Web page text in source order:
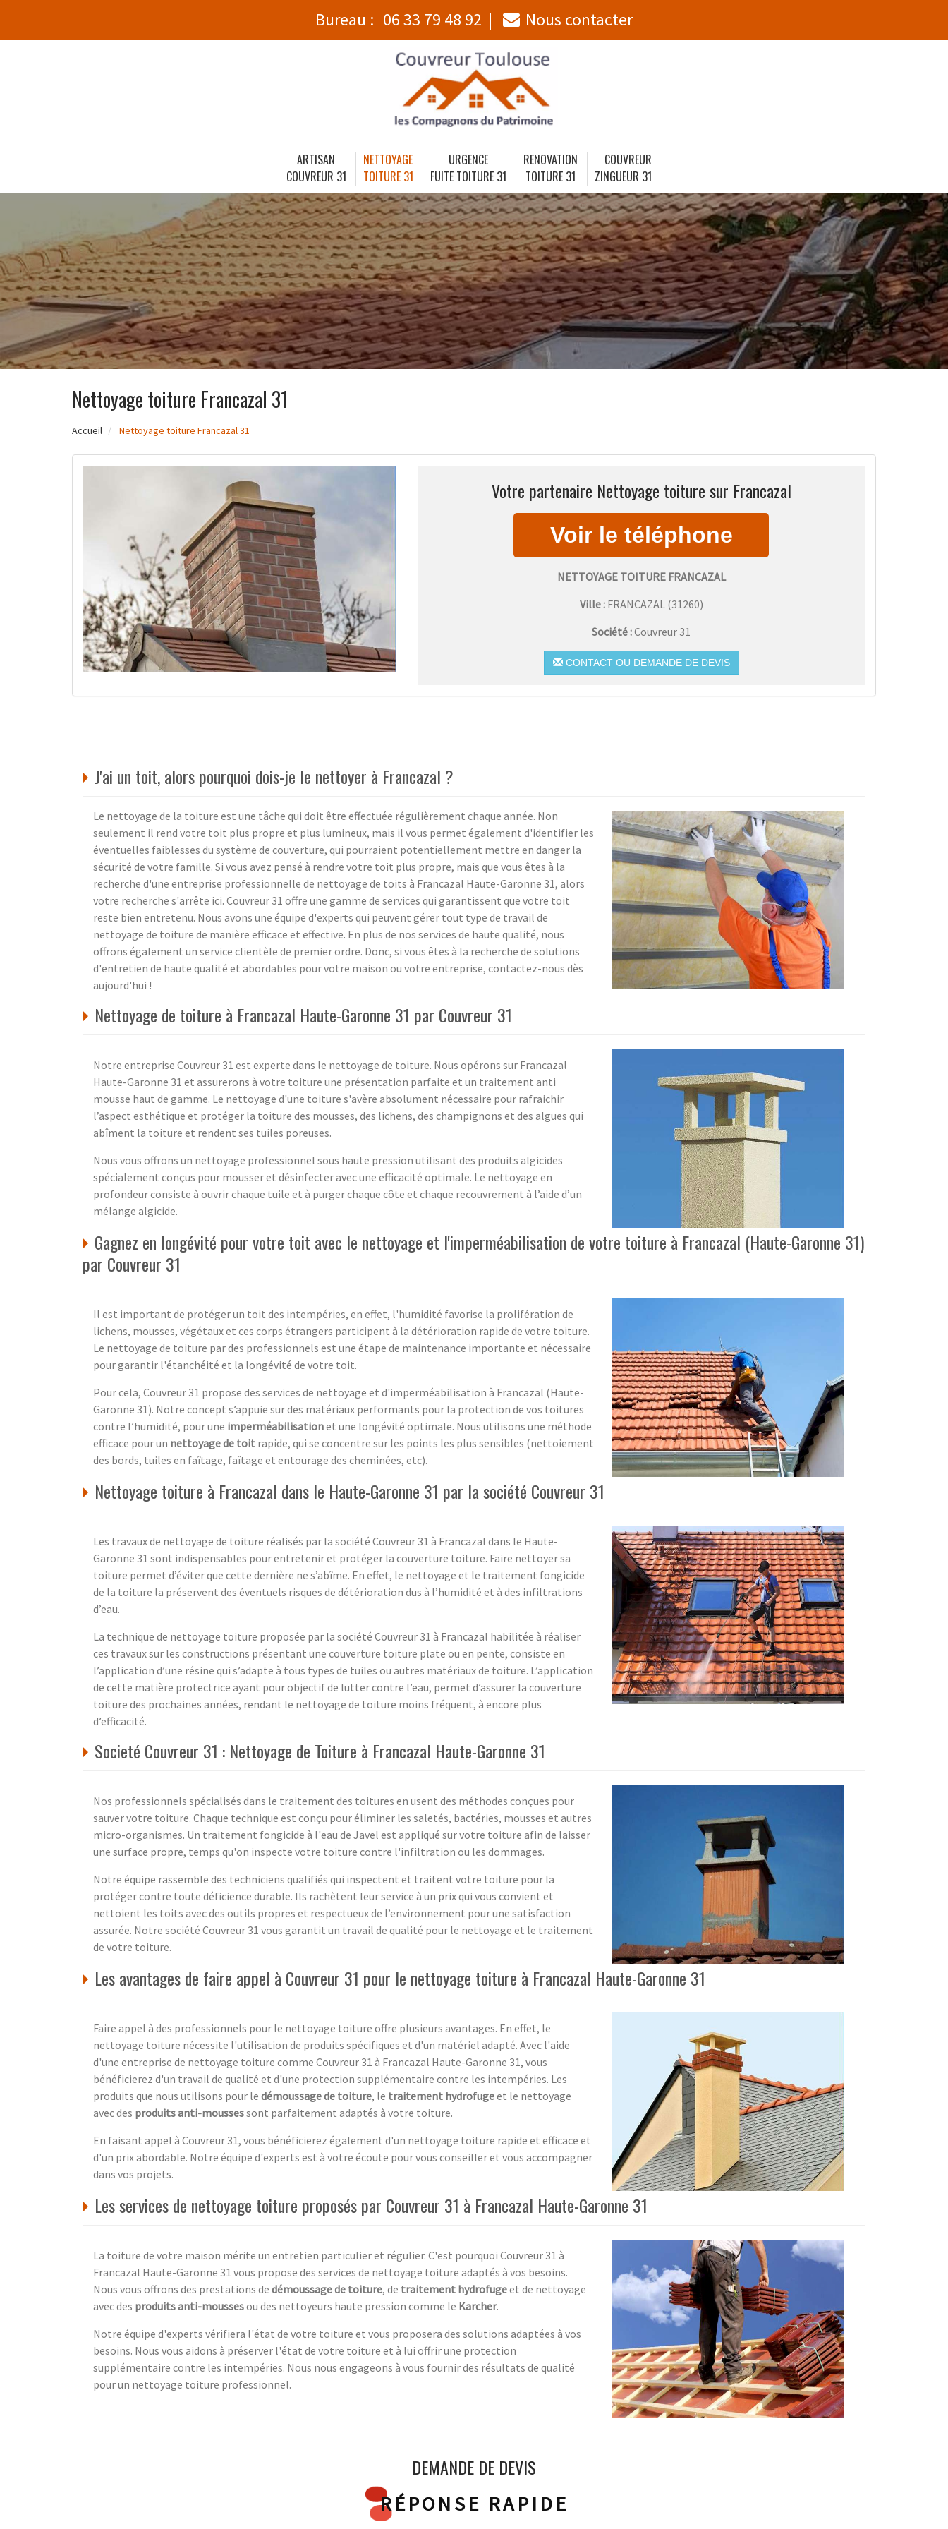
Bureau : 06 33 79 48 92 Nous contacter
ARTISAN
COUVREUR 31
NETTOYAGE
TOITURE 31
URGENCE
FUITE TOITURE 31
RENOVATION
TOITURE 31
COUVREUR
ZINGUEUR 31
Nettoyage toiture Francazal 31
Accueil Nettoyage toiture Francazal 31
Votre partenaire Nettoyage toiture sur Francazal
NETTOYAGE TOITURE FRANCAZAL
Ville : FRANCAZAL(31260)
Société :Couvreur 31
CONTACT OU DEMANDE DE DEVIS
J'ai un toit, alors pourquoi dois-je le nettoyer à Francazal ?
Le nettoyage de la toiture est une tâche qui doit être effectuée régulièrement chaque année. Non
seulement il rend votre toit plus propre et plus lumineux, mais il vous permet également d'identifier les
éventuelles faiblesses du système de couverture, qui pourraient potentiellement mettre en danger la
sécurité de votre famille. Si vous avez pensé à rendre votre toit plus propre, mais que vous êtes à la
recherche d'une entreprise professionnelle de nettoyage de toits à Francazal Haute-Garonne 31, alors
votre recherche s'arrête ici. Couvreur 31 offre une gamme de services qui garantissent que votre toit
reste bien entretenu. Nous avons une équipe d'experts qui peuvent gérer tout type de travail de
nettoyage de toiture de manière efficace et effective. En plus de nos services de haute qualité, nous
offrons également un service clientèle de premier ordre. Donc, si vous êtes à la recherche de solutions
d'entretien de haute qualité et abordables pour votre maison ou votre entreprise, contactez-nous dès
aujourd'hui !
Nettoyage de toiture à Francazal Haute-Garonne 31 par Couvreur 31
Notre entreprise Couvreur 31 est experte dans le nettoyage de toiture. Nous opérons sur Francazal
Haute-Garonne 31 et assurerons à votre toiture une présentation parfaite et un traitement anti
mousse haut de gamme. Le nettoyage d'une toiture s'avère absolument nécessaire pour rafraichir
l’aspect esthétique et protéger la toiture des mousses, des lichens, des champignons et des algues qui
abîment la toiture et rendent ses tuiles poreuses.
Nous vous offrons un nettoyage professionnel sous haute pression utilisant des produits algicides
spécialement conçus pour mousser et désinfecter avec une efficacité optimale. Le nettoyage en
profondeur consiste à ouvrir chaque tuile et à purger chaque côte et chaque recouvrement à l’aide d’un
mélange algicide.
Gagnez en longévité pour votre toit avec le nettoyage et l'imperméabilisation de votre toiture à Francazal (Haute-Garonne 31)
par Couvreur 31
Il est important de protéger un toit des intempéries, en effet, l'humidité favorise la prolifération de
lichens, mousses, végétaux et ces corps étrangers participent à la détérioration rapide de votre toiture.
Le nettoyage de toiture par des professionnels est une étape de maintenance importante et nécessaire
pour garantir l'étanchéité et la longévité de votre toit.
Pour cela, Couvreur 31 propose des services de nettoyage et d'imperméabilisation à Francazal (Haute-
Garonne 31). Notre concept s’appuie sur des matériaux performants pour la protection de vos toitures
contre l’humidité, pour une imperméabilisationet une longévité optimale. Nous utilisons une méthode
efficace pour un nettoyage de toit rapide, qui se concentre sur les points les plus sensibles (nettoiement
des bords, tuiles en faîtage, faîtage et entourage des cheminées, etc).
Nettoyage toiture à Francazal dans le Haute-Garonne 31 par la société Couvreur 31
Les travaux de nettoyage de toiture réalisés par la société Couvreur 31 à Francazal dans le Haute-
Garonne 31 sont indispensables pour entretenir et protéger la couverture toiture. Faire nettoyer sa
toiture permet d’éviter que cette dernière ne s’abîme. En effet, le nettoyage et le traitement fongicide
de la toiture la préservent des éventuels risques de détérioration dus à l’humidité et à des infiltrations
d’eau.
La technique de nettoyage toiture proposée par la société Couvreur 31 à Francazal habilitée à réaliser
ces travaux sur les constructions présentant une couverture toiture plate ou en pente, consiste en
l’application d’une résine qui s’adapte à tous types de tuiles ou autres matériaux de toiture. L’application
de cette matière protectrice ayant pour objectif de lutter contre l’eau, permet d’assurer la couverture
toiture des prochaines années, rendant le nettoyage de toiture moins fréquent, à encore plus
d’efficacité.
Societé Couvreur 31 : Nettoyage de Toiture à Francazal Haute-Garonne 31
Nos professionnels spécialisés dans le traitement des toitures en usent des méthodes conçues pour
sauver votre toiture. Chaque technique est conçu pour éliminer les saletés, bactéries, mousses et autres
micro-organismes. Un traitement fongicide à l'eau de Javel est appliqué sur votre toiture afin de laisser
une surface propre, temps qu'on inspecte votre toiture contre l'infiltration ou les dommages.
Notre équipe rassemble des techniciens qualifiés qui inspectent et traitent votre toiture pour la
protéger contre toute déficience durable. Ils rachètent leur service à un prix qui vous convient et
nettoient les toits avec des outils propres et respectueux de l’environnement pour une satisfaction
assurée. Notre société Couvreur 31 vous garantit un travail de qualité pour le nettoyage et le traitement
de votre toiture.
Les avantages de faire appel à Couvreur 31 pour le nettoyage toiture à Francazal Haute-Garonne 31
Faire appel à des professionnels pour le nettoyage toiture offre plusieurs avantages. En effet, le
nettoyage toiture nécessite l'utilisation de produits spécifiques et d'un matériel adapté. Avec l'aide
d'une entreprise de nettoyage toiture comme Couvreur 31 à Francazal Haute-Garonne 31, vous
bénéficierez d'un travail de qualité et d'une protection supplémentaire contre les intempéries. Les
produits que nous utilisons pour le démoussage de toiture, le traitement hydrofugeet le nettoyage
avec des produits anti-moussessont parfaitement adaptés à votre toiture.
En faisant appel à Couvreur 31, vous bénéficierez également d'un nettoyage toiture rapide et efficace et
d'un prix abordable. Notre équipe d'experts est à votre écoute pour vous conseiller et vous accompagner
dans vos projets.
Les services de nettoyage toiture proposés par Couvreur 31 à Francazal Haute-Garonne 31
La toiture de votre maison mérite un entretien particulier et régulier. C'est pourquoi Couvreur 31 à
Francazal Haute-Garonne 31 vous propose des services de nettoyage toiture adaptés à vos besoins.
Nous vous offrons des prestations de démoussage de toiture, de traitement hydrofugeet de nettoyage
avec des produits anti-moussesou des nettoyeurs haute pression comme le Karcher.
Notre équipe d'experts vérifiera l'état de votre toiture et vous proposera des solutions adaptées à vos
besoins. Nous vous aidons à préserver l'état de votre toiture et à lui offrir une protection
supplémentaire contre les intempéries. Nous nous engageons à vous fournir des résultats de qualité
pour un nettoyage toiture professionnel.
DEMANDE DE DEVIS
RÉPONSE RAPIDE